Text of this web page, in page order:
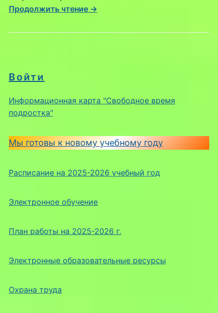
Войти
Информационная карта "Свободное время
подростка"
Мы готовы к новому учебному году
Расписание на 2025-2026 учебный год
Электронное обучение
План работы на 2025-2026 г.
Электронные образовательные ресурсы
Охрана труда
Продолжить чтение →